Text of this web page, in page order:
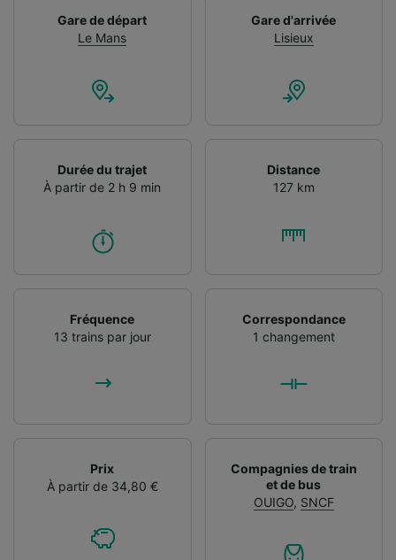
Gare de départ
Le Mans
Gare d'arrivée
Lisieux
Durée du trajet
À partir de 2 h 9 min
Distance
127 km
Fréquence
13 trains par jour
Correspondance
1 changement
Prix
À partir de 34,80 €
Compagnies de train
et de bus
OUIGO, SNCF